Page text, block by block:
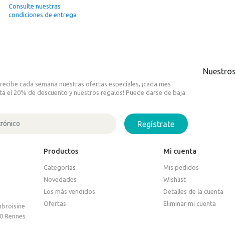
Consulte nuestras
condiciones de entrega
cada semana nuestras ofertas especiales, ¡cada mes
el 20% de descuento y nuestros regalos! Puede darse de baja
Regístrate
Rennes
Productos
Categorías
Novedades
Los más vendidos
Ofertas
Mi cuenta
Mis pedidos
Wishlist
Detalles de la cuenta
Eliminar mi cuenta